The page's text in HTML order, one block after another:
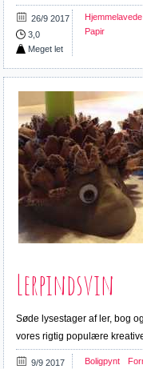
26/9 2017
3,0
Meget let
Papir
Lerpindsvin
Søde lysestager af ler, bog
vores rigtig populære
9/9 2017
Boligpynt